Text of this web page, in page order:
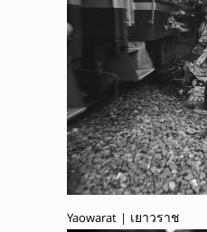
Yaowarat | เยาวราช